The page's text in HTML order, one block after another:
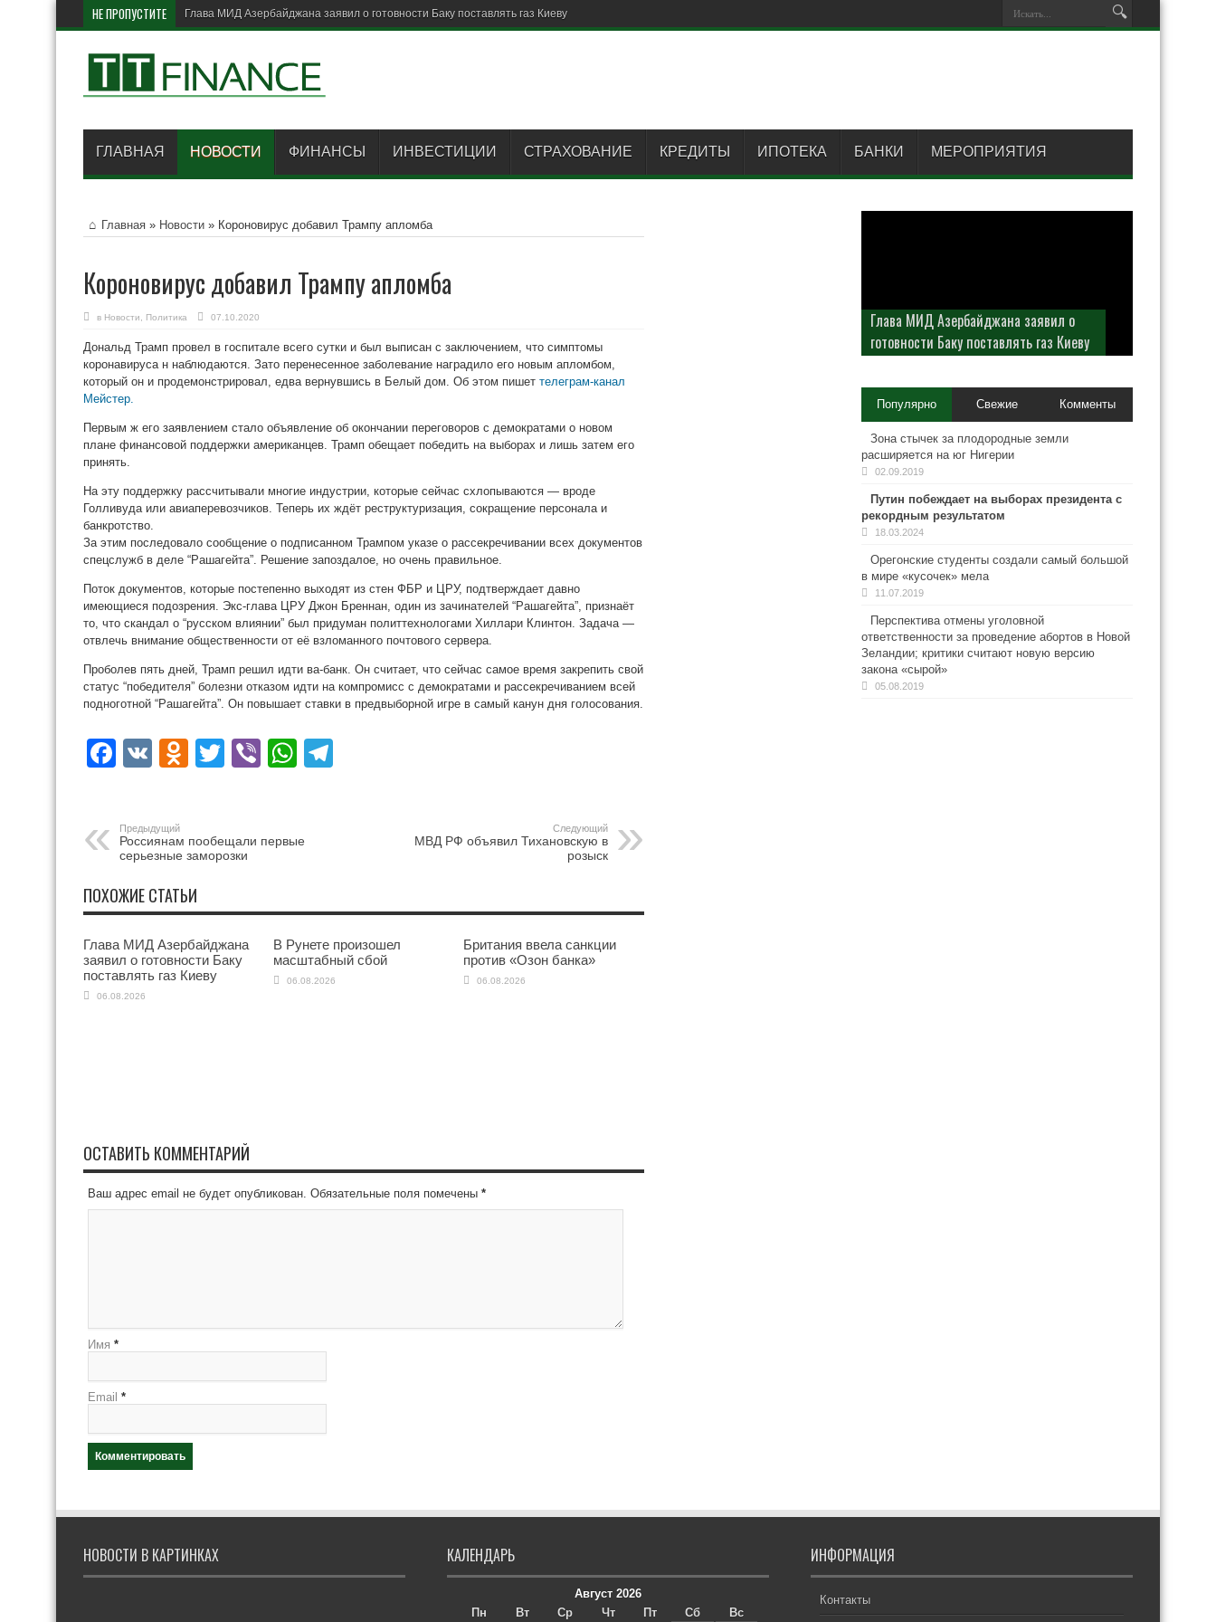
НЕ ПРОПУСТИТЕ Брит
ГЛАВНАЯ НОВОСТИ ФИНАНСЫ ИНВЕСТИЦИИ СТРАХОВАНИЕ КРЕДИТЫ ИПОТЕКА БАНКИ МЕРОПРИЯТИЯ
Главная » Новости » Короновирус добавил Трампу апломба
Короновирус добавил Трампу апломба
в Новости Политика 07.10.2020
Дональд Трамп провел в госпитале всего сутки и был выписан с заключением, что симптомы
коронавируса н наблюдаются. Зато перенесенное заболевание наградило его новым апломбом,
который он и продемонстрировал, едва вернувшись в Белый дом. Об этом пишет телеграм-канал
Мейстер.
Первым ж его заявлением стало объявление об окончании переговоров с демократами о новом
плане финансовой поддержки американцев. Трамп обещает победить на выборах и лишь затем его
принять.
На эту поддержку рассчитывали многие индустрии, которые сейчас схлопываются — вроде
Голливуда или авиаперевозчиков. Теперь их ждёт реструктуризация, сокращение персонала и
банкротство.
За этим последовало сообщение о подписанном Трампом указе о рассекречивании всех документов
спецслужб в деле “Рашагейта”. Решение запоздалое, но очень правильное.
Поток документов, которые постепенно выходят из стен ФБР и ЦРУ, подтверждает давно
имеющиеся подозрения. Экс-глава ЦРУ Джон Бреннан, один из зачинателей “Рашагейта”, признаёт
то, что скандал о “русском влиянии” был придуман политтехнологами Хиллари Клинтон. Задача —
отвлечь внимание общественности от её взломанного почтового сервера.
Проболев пять дней, Трамп решил идти ва-банк. Он считает, что сейчас самое время закрепить свой
статус “победителя” болезни отказом идти на компромисс с демократами и рассекречиванием всей
подноготной “Рашагейта”. Он повышает ставки в предвыборной игре в самый канун дня голосования.
Facebook
VK Odnoklassniki
Twitter
ViberWhatsApp
Предыдущий
Россиянам пообещали первые
серьезные заморозки
Следующий
МВД РФ объявил Тихановскую в
розыск
ПОХОЖИЕ СТАТЬИ
Глава МИД Азербайджана
заявил о готовности Баку
поставлять газ Киеву
06.08.2026
В Рунете произошел
масштабный сбой
06.08.2026
Британия ввела санкции
против «Озон банка»
06.08.2026
ОСТАВИТЬ КОММЕНТАРИЙ
Ваш адрес email не будет опубликован. Обязательные поля помечены *
Имя *
Email *
Глава МИД Азербайджана заявил о
готовности Баку поставлять газ Киеву
Популярно Свежие Комменты
Зона стычек за плодородные земли
расширяется на юг Нигерии
02.09.2019
Путин побеждает на выборах президента с
рекордным результатом
18.03.2024
Орегонские студенты создали самый большой
в мире «кусочек» мела
11.07.2019
Перспектива отмены уголовной
ответственности за проведение абортов в Новой
Зеландии; критики считают новую версию
закона «сырой»
05.08.2019
НОВОСТИ В КАРТИНКАХ КАЛЕНДАРЬ
Август 2026
Пн
Вт Ср Чт Пт Сб Вс
ИНФОРМАЦИЯ
Контакты